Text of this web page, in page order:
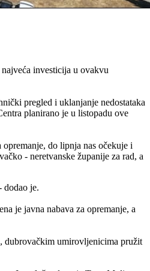
investicija u ovakvu
pregled i uklanjanje nedostataka
planirano je u listopadu ove
do lipnja nas očekuje i
- neretvanske županije za rad, a
dodao je.
je javna nabava za opremanje, a
dubrovačkim umirovljenicima pružit